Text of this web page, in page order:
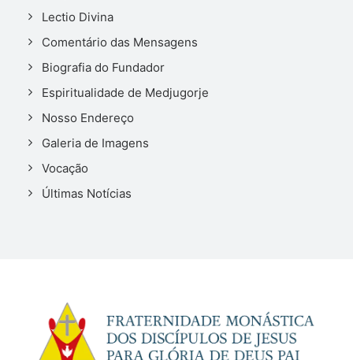
Lectio Divina
Comentário das Mensagens
Biografia do Fundador
Espiritualidade de Medjugorje
Nosso Endereço
Galeria de Imagens
Vocação
Últimas Notícias